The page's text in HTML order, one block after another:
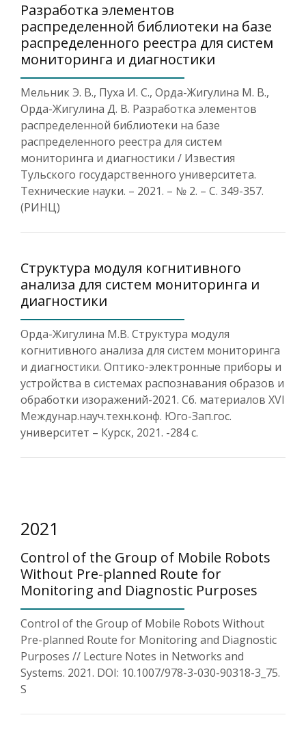
Разработка элементов
распределенной библиотеки на базе
распределенного реестра для систем
мониторинга и диагностики
Мельник Э. В., Пуха И. С., Орда-Жигулина М. В.,
Орда-Жигулина Д. В. Разработка элементов
распределенной библиотеки на базе
распределенного реестра для систем
мониторинга и диагностики / Известия
Тульского государственного университета.
Технические науки. – 2021. – № 2. – С. 349-357.
(РИНЦ)
Структура модуля когнитивного
анализа для систем мониторинга и
диагностики
Орда-Жигулина М.В. Структура модуля
когнитивного анализа для систем мониторинга
и диагностики. Оптико-электронные приборы и
устройства в системах распознавания образов и
обработки изоражений-2021. Сб. материалов XVI
Междунар.науч.техн.конф. Юго-Зап.гос.
университет – Курск, 2021. -284 с.
2021
Control of the Group of Mobile Robots
Without Pre-planned Route for
Monitoring and Diagnostic Purposes
Control of the Group of Mobile Robots Without
Pre-planned Route for Monitoring and Diagnostic
Purposes // Lecture Notes in Networks and
Systems. 2021. DOI: 10.1007/978-3-030-90318-3_75.
S